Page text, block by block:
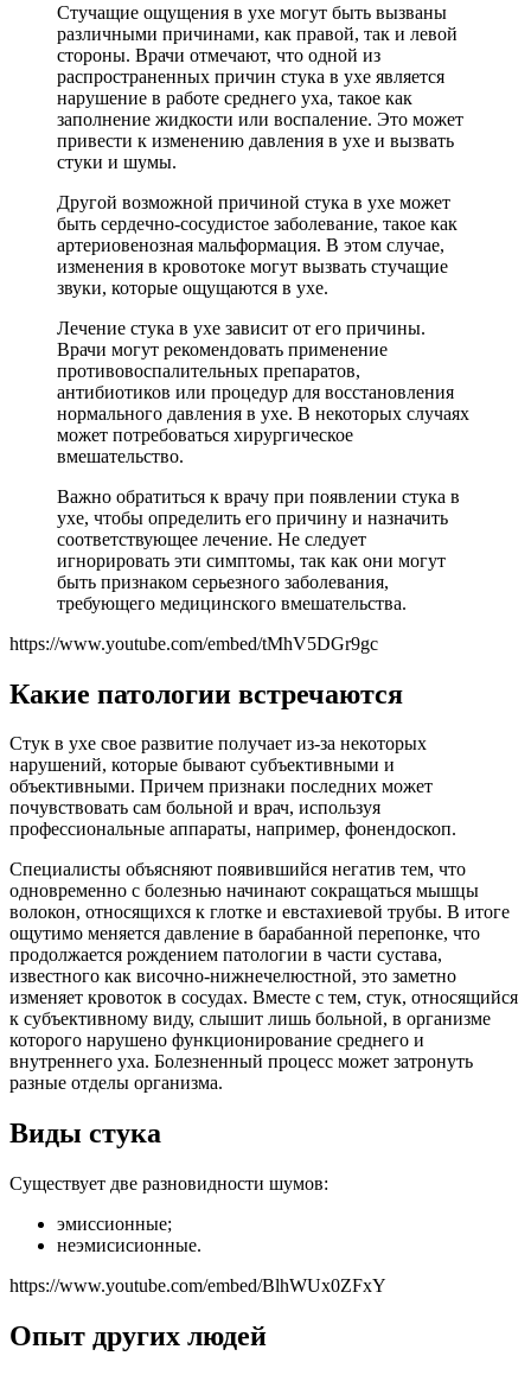
Стучащие ощущения в ухе могут быть вызваны
различными причинами, как правой, так и левой
стороны. Врачи отмечают, что одной из
распространенных причин стука в ухе является
нарушение в работе среднего уха, такое как
заполнение жидкости или воспаление. Это может
привести к изменению давления в ухе и вызвать
стуки и шумы.
Другой возможной причиной стука в ухе может
быть сердечно-сосудистое заболевание, такое как
артериовенозная мальформация. В этом случае,
изменения в кровотоке могут вызвать стучащие
звуки, которые ощущаются в ухе.
Лечение стука в ухе зависит от его причины.
Врачи могут рекомендовать применение
противовоспалительных препаратов,
антибиотиков или процедур для восстановления
нормального давления в ухе. В некоторых случаях
может потребоваться хирургическое
вмешательство.
Важно обратиться к врачу при появлении стука в
ухе, чтобы определить его причину и назначить
соответствующее лечение. Не следует
игнорировать эти симптомы, так как они могут
быть признаком серьезного заболевания,
требующего медицинского вмешательства.
https://www.youtube.com/embed/tMhV5DGr9gc
Какие патологии встречаются
Стук в ухе свое развитие получает из-за некоторых
нарушений, которые бывают субъективными и
объективными. Причем признаки последних может
почувствовать сам больной и врач, используя
профессиональные аппараты, например, фонендоскоп.
Специалисты объясняют появившийся негатив тем, что
одновременно с болезнью начинают сокращаться мышцы
волокон, относящихся к глотке и евстахиевой трубы. В итоге
ощутимо меняется давление в барабанной перепонке, что
продолжается рождением патологии в части сустава,
известного как височно-нижнечелюстной, это заметно
изменяет кровоток в сосудах. Вместе с тем, стук, относящийся
к субъективному виду, слышит лишь больной, в организме
которого нарушено функционирование среднего и
внутреннего уха. Болезненный процесс может затронуть
разные отделы организма.
Виды стука
Существует две разновидности шумов:
эмиссионные;
неэмисисионные.
https://www.youtube.com/embed/BlhWUx0ZFxY
Опыт других людей